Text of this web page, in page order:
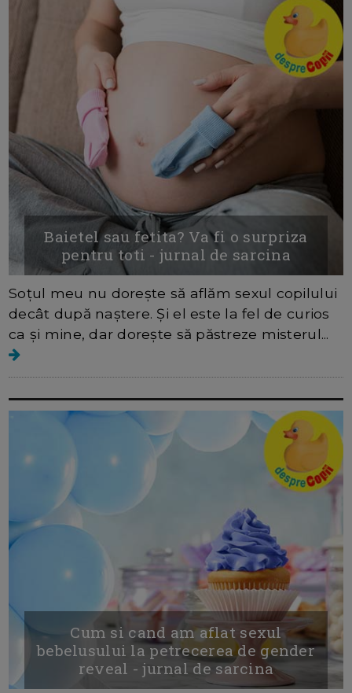
Baietel sau fetita? Va fi o surpriza
pentru toti - jurnal de sarcina
Soțul meu nu dorește să aflăm sexul copilului
decât după naștere. Și el este la fel de curios
ca și mine, dar dorește să păstreze misterul...
Cum si cand am aflat sexul
bebelusului la petrecerea de gender
reveal - jurnal de sarcina